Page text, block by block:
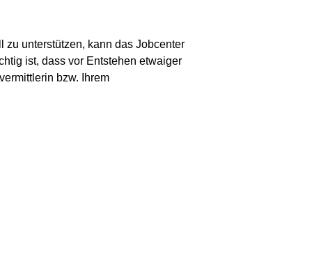
unterstützen, kann das Jobcenter
ist, dass vor Entstehen etwaiger
bzw. Ihrem